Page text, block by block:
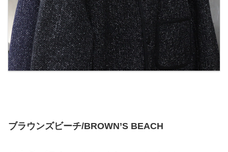
ブラウンズビーチ/BROWN’S BEACH